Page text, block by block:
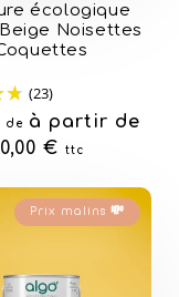
écologique
Noisettes
(23)
de
à partir de
0,00 €
ttc
Prix malins 💸